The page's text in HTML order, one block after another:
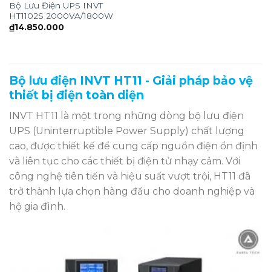
Bộ Lưu Điện UPS INVT
HT1102S 2000VA/1800W
₫14.850.000
Bộ lưu điện INVT HT11 - Giải pháp bảo vệ
thiết bị điện toàn diện
INVT HT11 là một trong những dòng bộ lưu điện
UPS (Uninterruptible Power Supply) chất lượng
cao, được thiết kế để cung cấp nguồn điện ổn định
và liên tục cho các thiết bị điện tử nhạy cảm. Với
công nghệ tiên tiến và hiệu suất vượt trội, HT11 đã
trở thành lựa chọn hàng đầu cho doanh nghiệp và
hộ gia đình.